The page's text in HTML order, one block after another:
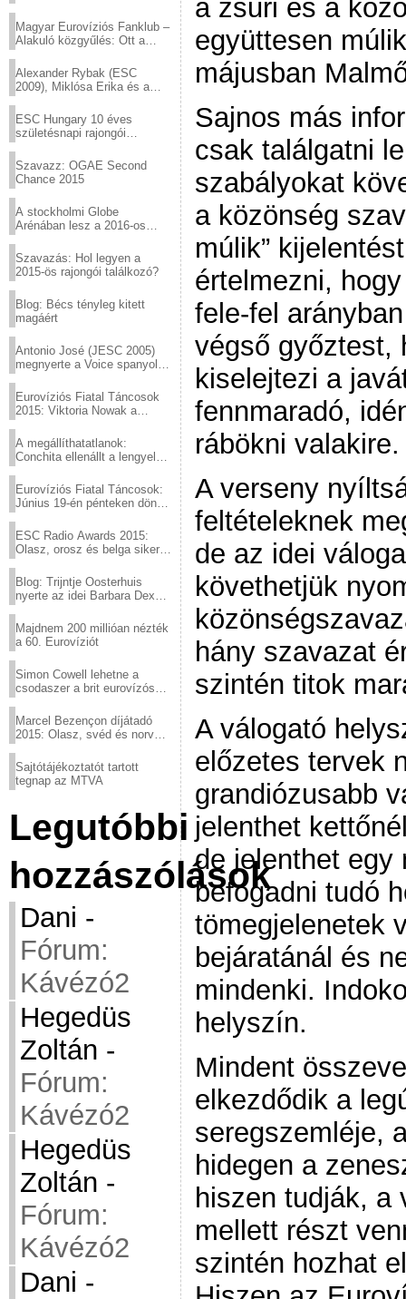
Magyar Eurovíziós Fanklub –
Alakuló közgyűlés: Ott a
Alexander Rybak (ESC
2009), Miklósa Erika és a
sztárjai a Margitszigeten
ESC Hungary 10 éves
születésnapi rajongói
Szavazz: OGAE Second
Chance 2015
A stockholmi Globe
Arénában lesz a 2016-os
Szavazás: Hol legyen a
2015-ös rajongói találkozó?
Blog: Bécs tényleg kitett
magáért
Antonio José (JESC 2005)
megnyerte a Voice spanyol
Eurovíziós Fiatal Táncosok
2015: Viktoria Nowak a
A megállíthatatlanok:
Conchita ellenállt a lengyel
Eurovíziós Fiatal Táncosok:
Június 19-én pénteken döntő
ESC Radio Awards 2015:
Olasz, orosz és belga siker,
Blog: Trijntje Oosterhuis
nyerte az idei Barbara Dex
Majdnem 200 millióan nézték
a 60. Eurovíziót
Simon Cowell lehetne a
csodaszer a brit eurovízós
Marcel Bezençon díjátadó
2015: Olasz, svéd és norvég
Sajtótájékoztatót tartott
tegnap az MTVA
Legutóbbi
hozzászólások
Dani -
Fórum:
Kávézó2
Hegedüs
Zoltán -
Fórum:
Kávézó2
Hegedüs
Zoltán -
Fórum:
Kávézó2
Dani -
a zsűri és a
együttesen
májusban
Sajnos más
csak találgatni
szabályokat
a közönség
múlik”
értelmezni,
fele-fel
végső győztest,
kiselejtezi a
fennmaradó,
rábökni valakire.
A verseny
feltételeknek
de az idei
követhetjük
hány szavazat
szintén titok
A válogató
előzetes tervek
grandiózusabb
jelenthet
de jelenthet egy
befogadni tudó
tömegjelenetek
bejáratánál és
mindenki.
helyszín.
Mindent
elkezdődik a
seregszemléje,
hidegen a
hiszen tudják, a
mellett részt
szintén hozhat